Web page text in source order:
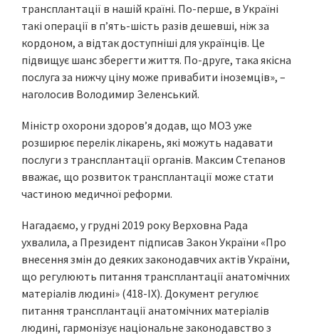
трансплантації в нашій країні. По-перше, в Україні
такі операції в п’ять-шість разів дешевші, ніж за
кордоном, а відтак доступніші для українців. Це
підвищує шанс зберегти життя. По-друге, така якісна
послуга за нижчу ціну може привабити іноземців», –
наголосив Володимир Зеленський.
Міністр охорони здоров’я додав, що МОЗ уже
розширює перелік лікарень, які можуть надавати
послуги з трансплантації органів. Максим Степанов
вважає, що розвиток трансплантації може стати
частиною медичної реформи.
Нагадаємо, у грудні 2019 року Верховна Рада
ухвалила, а Президент підписав Закон України «Про
внесення змін до деяких законодавчих актів України,
що регулюють питання трансплантації анатомічних
матеріалів людині» (418-IX). Документ регулює
питання трансплантації анатомічних матеріалів
людині, гармонізує національне законодавство з